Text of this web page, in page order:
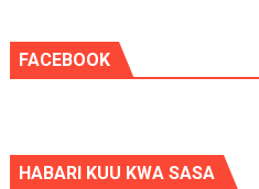
FACEBOOK
HABARI KUU KWA SASA